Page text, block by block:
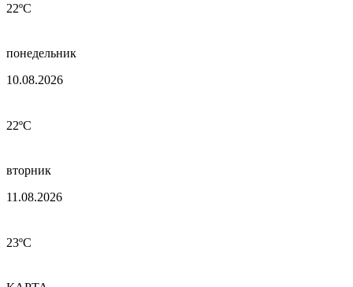
22ºC
понедельник
10.08.2026
22ºC
вторник
11.08.2026
23ºC